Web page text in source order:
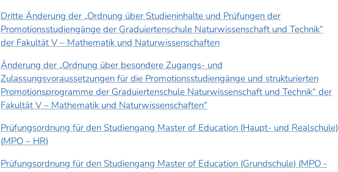
Dritte Änderung der „Ordnung über Studieninhalte und Prüfungen der
Promotionsstudiengänge der Graduiertenschule Naturwissenschaft und Technik“
der Fakultät V – Mathematik und Naturwissenschaften
Änderung der „Ordnung über besondere Zugangs- und
Zulassungsvoraussetzungen für die Promotionsstudiengänge und strukturierten
Promotionsprogramme der Graduiertenschule Naturwissenschaft und Technik“ der
Fakultät V – Mathematik und Naturwissenschaften“
Prüfungsordnung für den Studiengang Master of Education (Haupt- und Realschule)
(MPO – HR)
Prüfungsordnung für den Studiengang Master of Education (Grundschule) (MPO -